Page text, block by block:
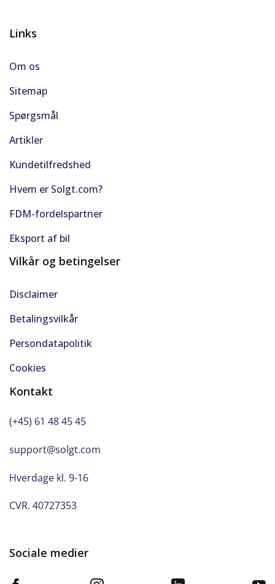
Links
Om os
Sitemap
Spørgsmål
Artikler
Kundetilfredshed
Hvem er Solgt.com?
FDM-fordelspartner
Eksport af bil
Vilkår og betingelser
Disclaimer
Betalingsvilkår
Persondatapolitik
Cookies
Kontakt
(+45) 61 48 45 45
support@solgt.com
Hverdage kl. 9-16
CVR. 40727353
Sociale medier